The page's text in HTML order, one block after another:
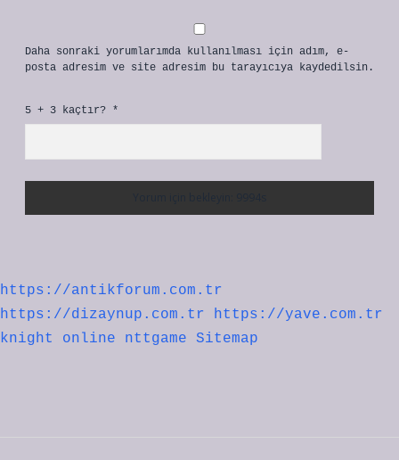
Daha sonraki yorumlarımda kullanılması için adım, e-
posta adresim ve site adresim bu tarayıcıya kaydedilsin.
5 + 3 kaçtır? *
https://antikforum.com.tr
https://dizaynup.com.tr
https://yave.com.tr
knight online
nttgame Sitemap